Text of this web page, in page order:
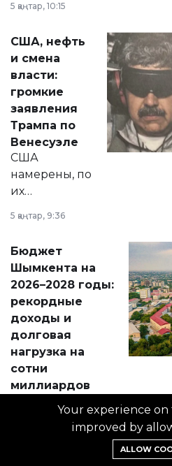
сразу несколько
актуальных тем —
от слухов о
политических
реформах до
вопросов армии,
экономики и
личного здоровья.
5 қаңтар, 10:15
США, нефть
и смена
власти:
громкие
заявления
Трампа по
Венесуэле
США
намерены, по
их
принести
народу
Венесуэлы.
5 қаңтар, 9:36
Бюджет
Шымкента на
2026–2028 годы:
рекордные
доходы и
долговая
нагрузка на
сотни
миллиардов
Шымкента
утвердил бюджет
Your experience
improved by
ALLOW